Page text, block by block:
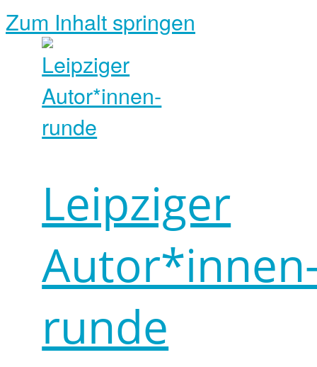
Zum Inhalt springen
Leipziger
runde